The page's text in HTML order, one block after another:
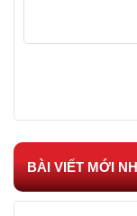
BÀI VIẾT MỚI